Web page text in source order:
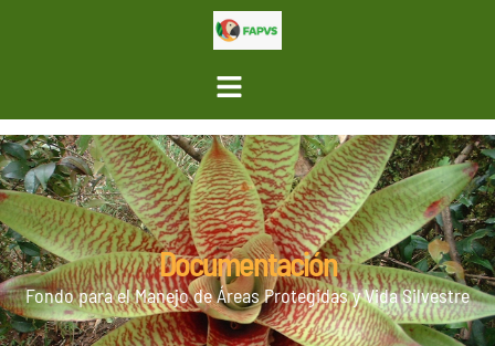
Documentación
Fondo para el Manejo de Áreas Protegidas y Vida Silvestre